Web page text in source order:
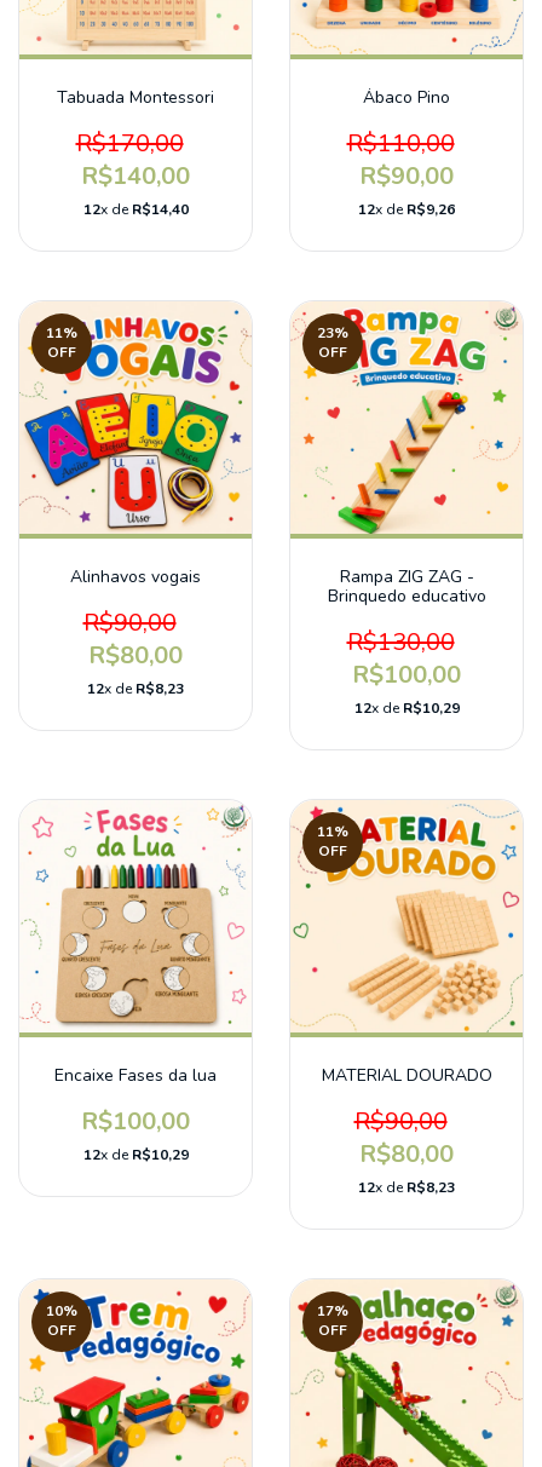
Tabuada Montessori
R$170,00
R$140,00
12x deR$14,40
Ábaco Pino
R$110,00
R$90,00
12x deR$9,26
11%
OFF
Alinhavos vogais
R$90,00
R$80,00
12x deR$8,23
23%
OFF
Rampa ZIG ZAG -
Brinquedo educativo
R$130,00
R$100,00
12x deR$10,29
Encaixe Fases da lua
R$100,00
12x deR$10,29
11%
OFF
MATERIAL DOURADO
R$90,00
R$80,00
12x deR$8,23
10%
OFF
17%
OFF